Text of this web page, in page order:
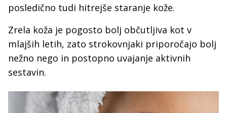
posledično tudi hitrejše staranje kože.
Zrela koža je pogosto bolj občutljiva kot v
mlajših letih, zato strokovnjaki priporočajo bolj
nežno nego in postopno uvajanje aktivnih
sestavin.